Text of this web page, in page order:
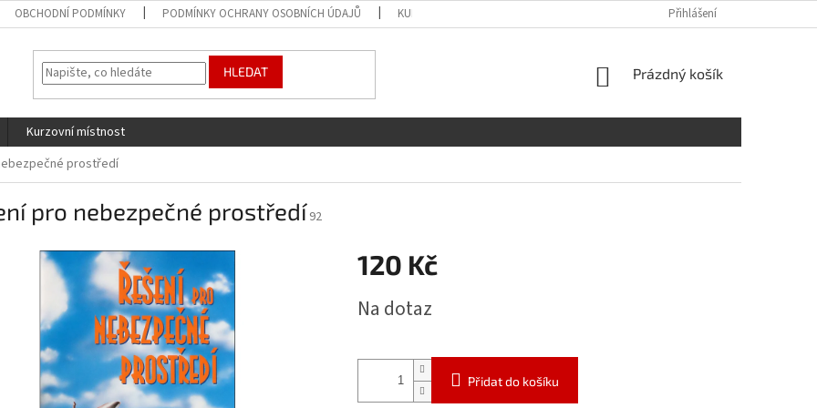
OBCHODNÍ PODMÍNKY PODMÍNKY OCHRANY OSOBNÍCH ÚDAJŮ KURZOVNÍ MÍSTNOST Přihlášení
HLEDAT
NÁKUPNÍ
Prázdný košík
Kurzovní místnost
prostředí
pro nebezpečné prostředí 92
120 Kč
cena:
Na dotaz
Přidat do košíku